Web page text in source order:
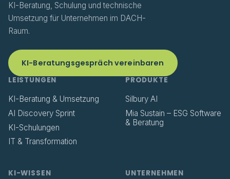
KI-Beratung, Schulung und technische
Umsetzung für Unternehmen im DACH-
Raum.
KI-Beratungsgespräch vereinbaren
LEISTUNGEN
KI-Beratung & Umsetzung
AI Discovery Sprint
KI-Schulungen
IT & Transformation
PRODUKTE
Silbury AI
Mia Sustain – ESG Software
& Beratung
KI-WISSEN
UNTERNEHMEN